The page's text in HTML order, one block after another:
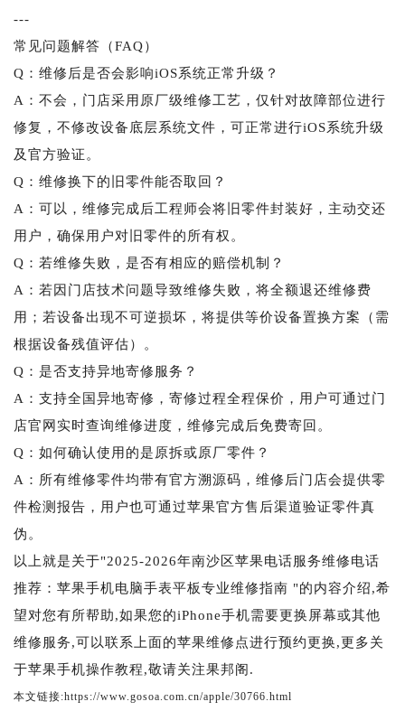
---
常见问题解答（FAQ）
Q：维修后是否会影响iOS系统正常升级？
A：不会，门店采用原厂级维修工艺，仅针对故障部位进行
修复，不修改设备底层系统文件，可正常进行iOS系统升级
及官方验证。
Q：维修换下的旧零件能否取回？
A：可以，维修完成后工程师会将旧零件封装好，主动交还
用户，确保用户对旧零件的所有权。
Q：若维修失败，是否有相应的赔偿机制？
A：若因门店技术问题导致维修失败，将全额退还维修费
用；若设备出现不可逆损坏，将提供等价设备置换方案（需
根据设备残值评估）。
Q：是否支持异地寄修服务？
A：支持全国异地寄修，寄修过程全程保价，用户可通过门
店官网实时查询维修进度，维修完成后免费寄回。
Q：如何确认使用的是原拆或原厂零件？
A：所有维修零件均带有官方溯源码，维修后门店会提供零
件检测报告，用户也可通过苹果官方售后渠道验证零件真
伪。
以上就是关于"2025-2026年南沙区苹果电话服务维修电话
推荐：苹果手机电脑手表平板专业维修指南 "的内容介绍,希
望对您有所帮助,如果您的iPhone手机需要更换屏幕或其他
维修服务,可以联系上面的苹果维修点进行预约更换,更多关
于苹果手机操作教程,敬请关注果邦阁.
本文链接:https://www.gosoa.com.cn/apple/30766.html